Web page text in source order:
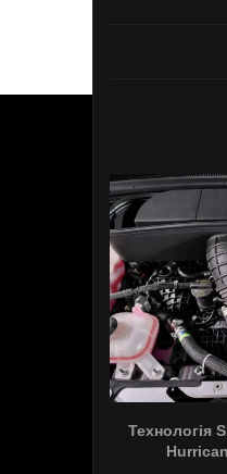
Технологія